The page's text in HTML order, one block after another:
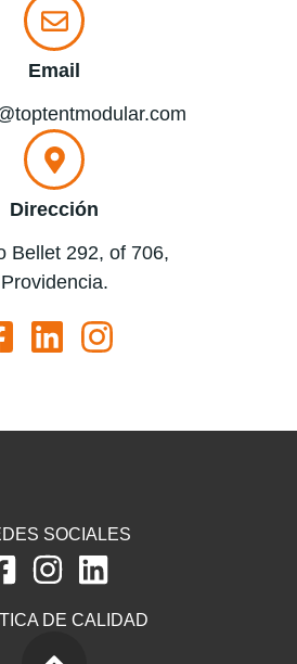
Email
Dirección
Bellet 292, of 706,
Providencia.
SOCIALES
DE CALIDAD